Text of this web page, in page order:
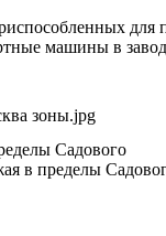
машины в
Садового
в пределы